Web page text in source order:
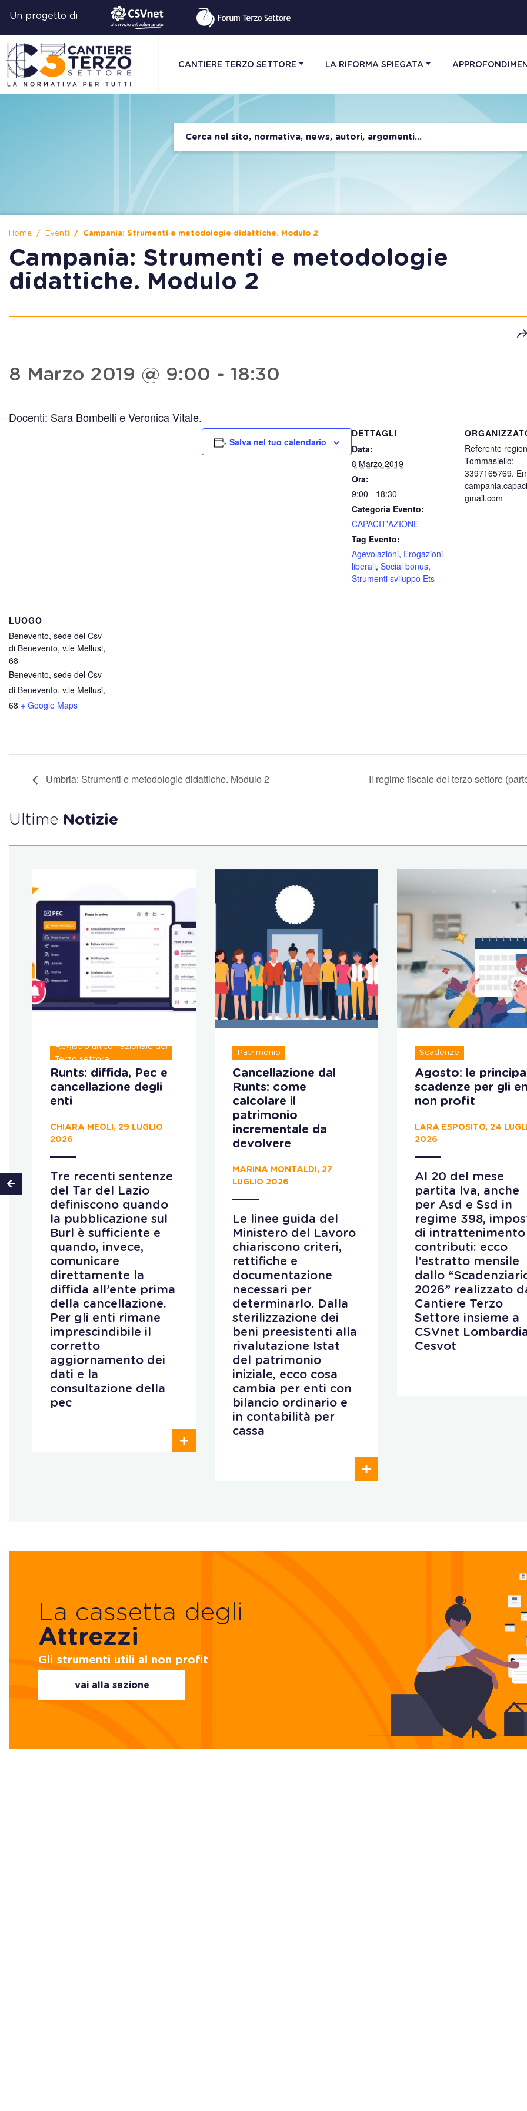
Un progetto di
CANTIERE TERZO SETTORE LA RIFORMA SPIEGATA
Home Eventi Campania: Strumenti e metodologie didattiche. Modulo 2
Campania: Strumenti e metodologie
didattiche. Modulo 2
8 Marzo 2019 @ 9:00 - 18:30
Docenti: Sara Bombelli e Veronica Vitale.
Salva nel tuo calendario
DETTAGLI
Data:
8 Marzo 2019
Ora:
9:00 - 18:30
Categoria Evento:
CAPACIT'AZIONE
Tag Evento:
Agevolazioni, Erogazioni
liberali, Social bonus,
Strumenti sviluppo Ets
Referente
Tommasiello:
3397165769.
gmail.com
LUOGO
Benevento, sede del Csv
di Benevento, v.le Mellusi,
68
Benevento, sede del Csv
di Benevento, v.le Mellusi,
68 + Google Maps
Umbria: Strumenti e metodologie didattiche. Modulo 2 Il regime fiscale del terzo settore
Ultime Notizie
Registro unico nazionale del
Terzo settore
Runts: diffida, Pec e
cancellazione degli
enti
CHIARA MEOLI, 29 LUGLIO
2026
Tre recenti sentenze
del Tar del Lazio
definiscono quando
la pubblicazione sul
Burl è sufficiente e
quando, invece,
comunicare
direttamente la
diffida all’ente prima
della cancellazione.
Per gli enti rimane
imprescindibile il
corretto
aggiornamento dei
dati e la
consultazione della
pec
Patrimonio
Cancellazione dal
Runts: come
calcolare il
patrimonio
incrementale da
devolvere
MARINA MONTALDI, 27
LUGLIO 2026
Le linee guida del
Ministero del Lavoro
chiariscono criteri,
rettifiche e
documentazione
necessari per
determinarlo. Dalla
sterilizzazione dei
beni preesistenti alla
rivalutazione Istat
del patrimonio
iniziale, ecco cosa
cambia per enti con
bilancio ordinario e
in contabilità per
cassa
Scadenze
Agosto: le
scadenze per gli
non profit
LARA ESPOSITO, 24
2026
Al 20 del mese
partita Iva, anche
per Asd e Ssd in
regime 398,
di intrattenimento
contributi: ecco
l’estratto mensile
dallo
2026” realizzato
Cantiere Terzo
Settore insieme a
CSVnet
Cesvot
La cassetta degli
Attrezzi
Gli strumenti utili al non profit
vai alla sezione